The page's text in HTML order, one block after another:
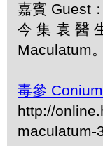
嘉賓 Guest：
今集袁醫
Maculatum。
毒參
http://
maculatum-